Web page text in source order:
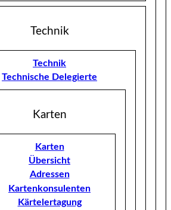
Technik
Technik
Technische Delegierte
Karten
Karten
Übersicht
Adressen
Kartenkonsulenten
Kärtelertagung